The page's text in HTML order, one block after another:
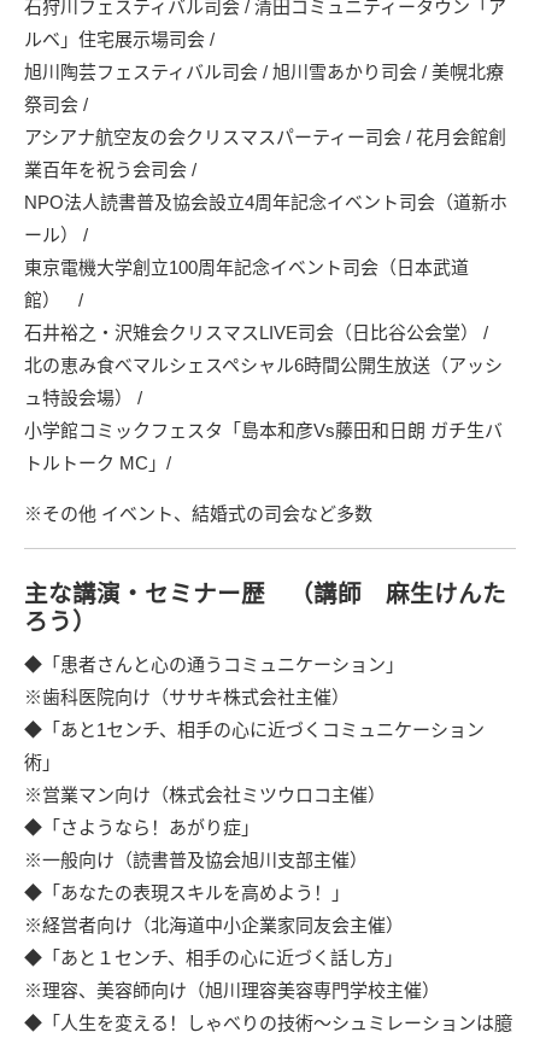
石狩川フェスティバル司会 / 清田コミュニティータウン「ア
ルベ」住宅展示場司会 /
旭川陶芸フェスティバル司会 / 旭川雪あかり司会 / 美幌北療
祭司会 /
アシアナ航空友の会クリスマスパーティー司会 / 花月会館創
業百年を祝う会司会 /
NPO法人読書普及協会設立4周年記念イベント司会（道新ホ
ール） /
東京電機大学創立100周年記念イベント司会（日本武道
館） /
石井裕之・沢雉会クリスマスLIVE司会（日比谷公会堂） /
北の恵み食べマルシェスペシャル6時間公開生放送（アッシ
ュ特設会場） /
小学館コミックフェスタ「島本和彦Vs藤田和日朗 ガチ生バ
トルトーク MC」/
※その他 イベント、結婚式の司会など多数
主な講演・セミナー歴 （講師 麻生けんた
ろう）
◆「患者さんと心の通うコミュニケーション」
※歯科医院向け（ササキ株式会社主催）
◆「あと1センチ、相手の心に近づくコミュニケーション
術」
※営業マン向け（株式会社ミツウロコ主催）
◆「さようなら！あがり症」
※一般向け（読書普及協会旭川支部主催）
◆「あなたの表現スキルを高めよう！」
※経営者向け（北海道中小企業家同友会主催）
◆「あと１センチ、相手の心に近づく話し方」
※理容、美容師向け（旭川理容美容専門学校主催）
◆「人生を変える！しゃべりの技術～シュミレーションは臆